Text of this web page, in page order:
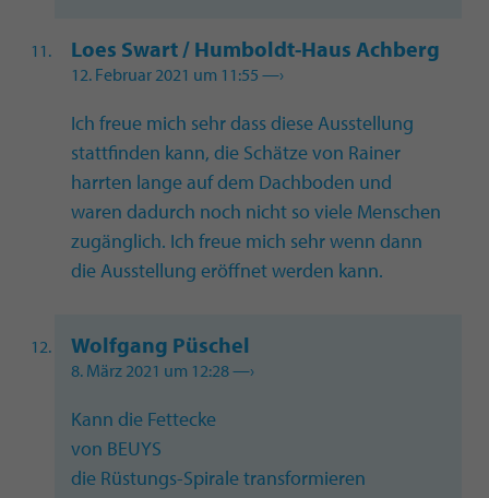
Loes Swart / Humboldt-Haus Achberg
12. Februar 2021 um 11:55 —›
Ich freue mich sehr dass diese Ausstellung
stattfinden kann, die Schätze von Rainer
harrten lange auf dem Dachboden und
waren dadurch noch nicht so viele Menschen
zugänglich. Ich freue mich sehr wenn dann
die Ausstellung eröffnet werden kann.
Wolfgang Püschel
8. März 2021 um 12:28—›
Kann die Fettecke
von BEUYS
die Rüstungs-Spirale transformieren